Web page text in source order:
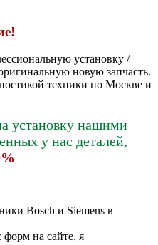
установку /
новую запчасть.
техники по Москве и
установку нашими
у нас деталей,
Bosch и Siemens в
на сайте, я